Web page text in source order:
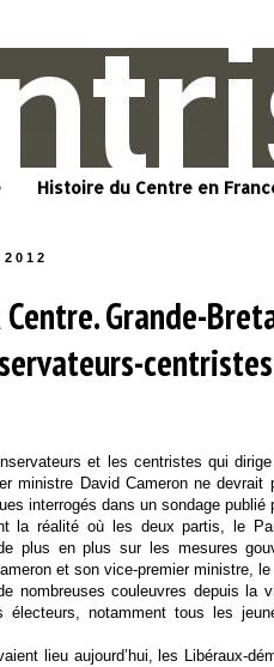
Histoire du Centre en
Grande-
centristes
et les centristes qui
ministre David Cameron ne devrait
interrogés dans un sondage publié
la réalité où les deux partis, le
plus en plus sur les mesures
et son vice-premier ministre,
nombreuses couleuvres depuis la
électeurs, notamment tous les
lieu aujourd’hui, les Libéraux-